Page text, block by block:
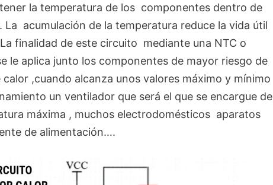
la temperatura de los componentes dentro de
La acumulación de la temperatura reduce la vida útil
finalidad de este circuito mediante una NTC o
le aplica junto los componentes de mayor riesgo de
calor ,cuando alcanza unos valores máximo y mínimo
un ventilador que será el que se encargue de
máxima , muchos electrodomésticos aparatos
de alimentación….